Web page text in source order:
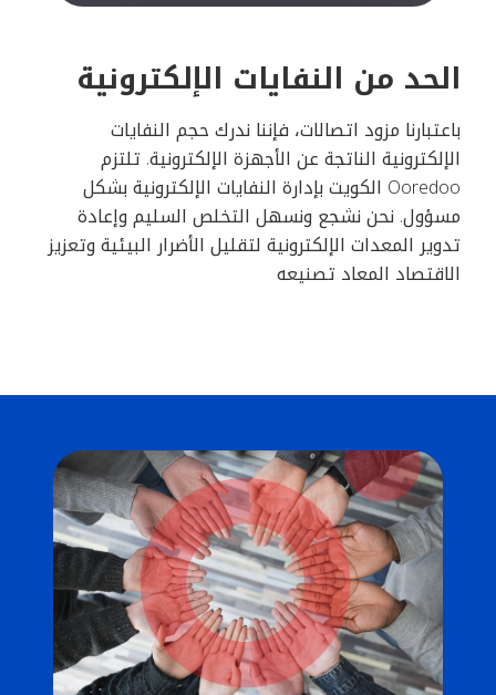
الحد من النفايات الإلكترونية
باعتبارنا مزود اتصالات، فإننا ندرك حجم النفايات
الإلكترونية الناتجة عن الأجهزة الإلكترونية. تلتزم
Ooredoo الكويت بإدارة النفايات الإلكترونية بشكل
مسؤول. نحن نشجع ونسهل التخلص السليم وإعادة
تدوير المعدات الإلكترونية لتقليل الأضرار البيئية وتعزيز
الاقتصاد المعاد تصنيعه